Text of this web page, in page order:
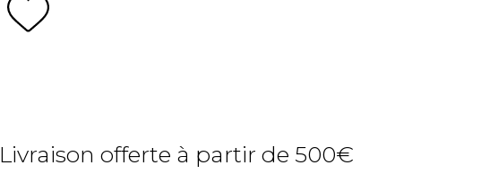
Livraison offerte à partir de 500€